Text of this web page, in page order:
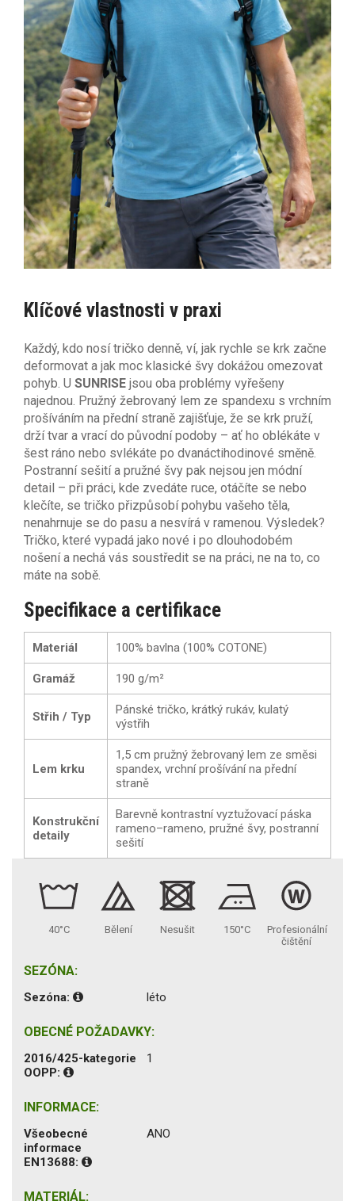
Klíčové vlastnosti v praxi
Každý, kdo nosí tričko denně, ví, jak rychle se krk začne
deformovat a jak moc klasické švy dokážou omezovat
pohyb. U SUNRISE jsou oba problémy vyřešeny
najednou. Pružný žebrovaný lem ze spandexu s vrchním
prošíváním na přední straně zajišťuje, že se krk pruží,
drží tvar a vrací do původní podoby – ať ho oblékáte v
šest ráno nebo svlékáte po dvanáctihodinové směně.
Postranní sešití a pružné švy pak nejsou jen módní
detail – při práci, kde zvedáte ruce, otáčíte se nebo
klečíte, se tričko přizpůsobí pohybu vašeho těla,
nenahrnuje se do pasu a nesvírá v ramenou. Výsledek?
Tričko, které vypadá jako nové i po dlouhodobém
nošení a nechá vás soustředit se na práci, ne na to, co
máte na sobě.
Specifikace a certifikace
Materiál 100% bavlna (100% COTONE)
Gramáž 190 g/m²
Střih / Typ
Pánské tričko, krátký rukáv, kulatý
výstřih
Lem krku
1,5 cm pružný žebrovaný lem ze směsi
spandex, vrchní prošívání na přední
straně
Konstrukční
detaily
Barevně kontrastní vyztužovací páska
rameno–rameno, pružné švy, postranní
sešití
40°C Bělení Nesušit 150°C
Profesionální
čištění
SEZÓNA:
Sezóna: léto
OBECNÉ POŽADAVKY:
2016/425-kategorie
OOPP:
1
INFORMACE:
Všeobecné
informace
EN13688:
ANO
MATERIÁL: